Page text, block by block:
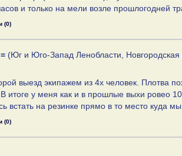
и только на мели возле прошлогодней
(0)
(Юг и Юго-Запад Ленобласти, Новгородская
выезд экипажем из 4х человек. Плотва
итоге у меня как и в прошлые выхи ровео
встать на резинке прямо в то место куда
(0)